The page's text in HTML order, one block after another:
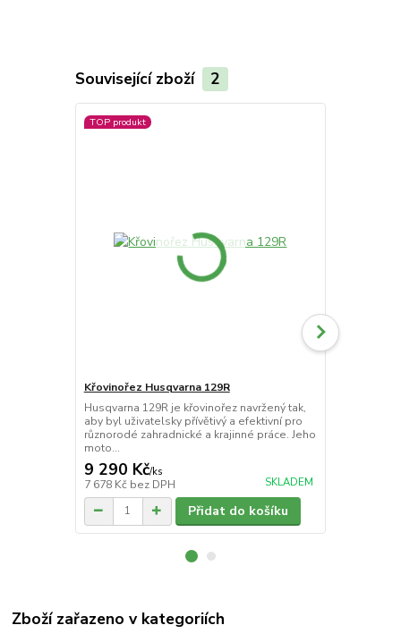
Související zboží 2
TOP produkt
Křovinořez Husqvarna 129R
Husqvarna 129R je křovinořez navržený tak,
aby byl uživatelsky přívětivý a efektivní pro
různorodé zahradnické a krajinné práce. Jeho
moto...
9 290 Kč/ks
7 678 Kč bez DPH SKLADEM
Přidat do košíku
Zboží zařazeno v kategoriích